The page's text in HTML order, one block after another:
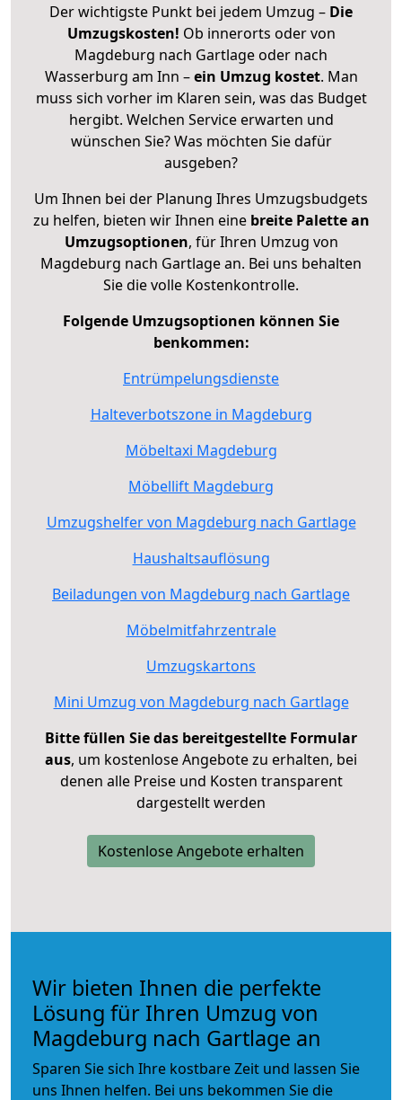
Der wichtigste Punkt bei jedem Umzug – Die
Umzugskosten! Ob innerorts oder von
Magdeburg nach Gartlage oder nach
Wasserburg am Inn –ein Umzug kostet. Man
muss sich vorher im Klaren sein, was das Budget
hergibt. Welchen Service erwarten und
wünschen Sie? Was möchten Sie dafür
ausgeben?
Um Ihnen bei der Planung Ihres Umzugsbudgets
zu helfen, bieten wir Ihnen eine breite Palette an
Umzugsoptionen, für Ihren Umzug von
Magdeburg nach Gartlage an. Bei uns behalten
Sie die volle Kostenkontrolle.
Folgende Umzugsoptionen können Sie
benkommen:
Entrümpelungsdienste
Halteverbotszone in Magdeburg
Möbeltaxi Magdeburg
Möbellift Magdeburg
Umzugshelfer von Magdeburg nach Gartlage
Haushaltsauflösung
Beiladungen von Magdeburg nach Gartlage
Möbelmitfahrzentrale
Umzugskartons
Mini Umzug von Magdeburg nach Gartlage
Bitte füllen Sie das bereitgestellte Formular
aus, um kostenlose Angebote zu erhalten, bei
denen alle Preise und Kosten transparent
dargestellt werden
Kostenlose Angebote erhalten
Wir bieten Ihnen die perfekte
Lösung für Ihren Umzug von
Magdeburg nach Gartlage an
Sparen Sie sich Ihre kostbare Zeit und lassen Sie
uns Ihnen helfen. Bei uns bekommen Sie die